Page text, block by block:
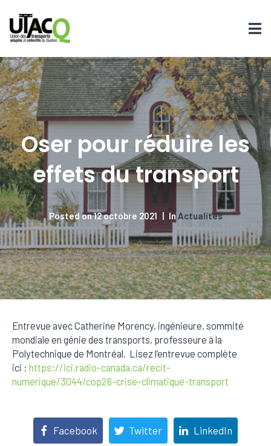
Oser pour réduire les
effets du transport
Posted on12 octobre 2021 In Actualités
Entrevue avec Catherine Morency, ingénieure, sommité
mondiale en génie des transports, professeure à la
Polytechnique de Montréal. Lisez l’entrevue complète
ici : https://ici.radio-canada.ca/recit-
numerique/3044/cop26-crise-climatique-transport
Facebook Twitter LinkedIn